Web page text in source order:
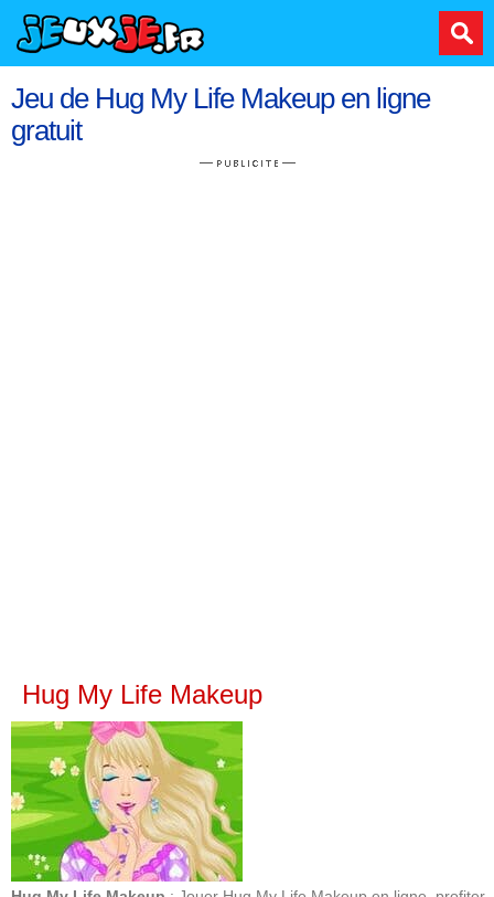
Jeu de Hug My Life Makeup en ligne
gratuit
Hug My Life Makeup